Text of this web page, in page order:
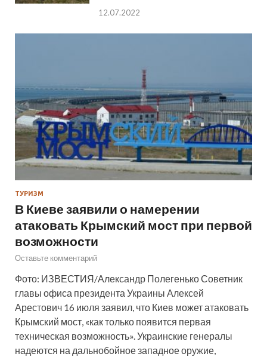
12.07.2022
ТУРИЗМ
В Киеве заявили о намерении
атаковать Крымский мост при первой
возможности
Оставьте комментарий
Фото: ИЗВЕСТИЯ/Александр Полегенько Советник
главы офиса президента Украины Алексей
Арестович 16 июля заявил, что Киев может атаковать
Крымский мост, «как только появится первая
техническая возможность». Украинские генералы
надеются на дальнобойное западное оружие,